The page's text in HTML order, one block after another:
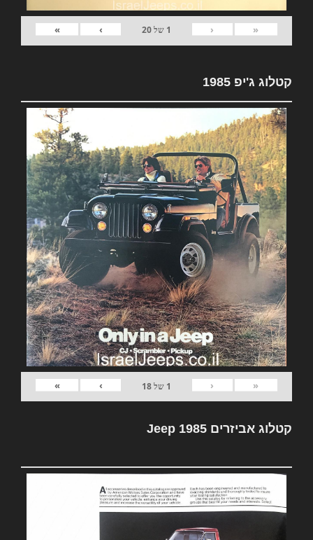
«
‹
1 של20
›
»
קטלוג ג'יפ 1985
«
‹
1 של18
›
»
קטלוג אביזרים Jeep 1985